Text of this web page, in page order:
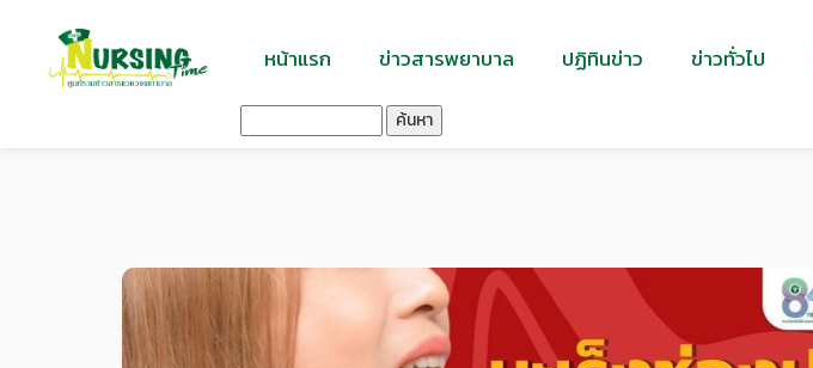
หน้าแรก ข่าวสารพยาบาล ปฏิทินข่าว ข่าวทั่วไป
ค้นหา